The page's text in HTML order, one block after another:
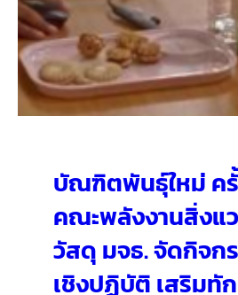
บัณฑิตพันธุ์ใหม่ ค
คณะพลังงานสิ่งแ
วัสดุ มจธ. จัดกิจก
เชิงปฏิบัติ เสริมทั